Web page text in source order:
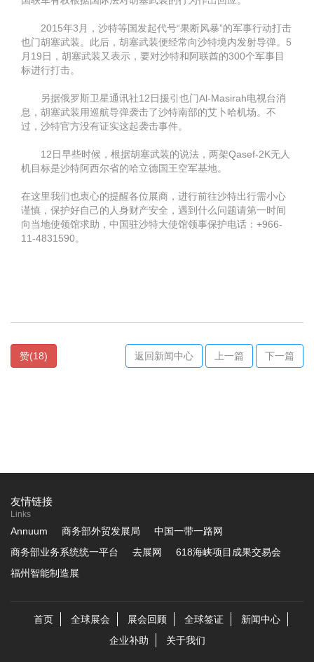
2015年3月，沙特等国发起代号“果断风暴”的军事行动打击
也门胡塞武装。此后，胡塞武装便经常向沙特境内发射导弹。5
月19日，胡塞武装又表示，要对沙特和阿联酋的300个军事目
标进行打击。
另据俄罗斯卫星通讯社12日援引也门Al-Masirah电视台消
息，胡塞武装用巡航导弹袭击了沙特南部的艾卜哈机场。不
过，沙特官方没有证实这起袭击事件。
12日早些时候，根据胡塞武装的说法，两架Qasef-2K无人
机目标是沙特阿西尔省的哈立德国王空军基地。
在这里我们也衷心的提醒各位展商，进行前往沙特出行需小心
谨慎，保护好自己的人身财产安全，遇到什么问题请第一时间
向当地使领馆求助，中国驻沙特大使馆领事保护电话：+966-
11-4831590。
赞(18) 返回新闻中心 上一篇 下一篇
友情链接
Links
Annuum 商务部外贸发展局
中国一带一路网
商务部业务系统统一平台
去展网
618海峡项目成果交易会
福州智能制造展
首页 全球展会 展会回顾 全球签证
新闻中心
企业补助
关于我们